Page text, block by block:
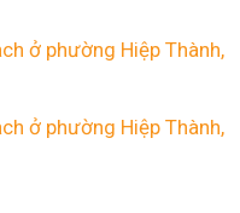
ở phường Hiệp Thành,
ở phường Hiệp Thành,